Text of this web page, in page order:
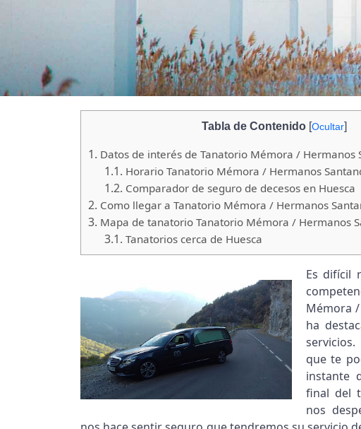
Tabla de Contenido [Ocultar]
1. Datos de interés de Tanatorio Mémora / Hermanos
1.1. Horario Tanatorio Mémora / Hermanos
1.2. Comparador de seguro de decesos en Huesca
2. Como llegar a Tanatorio Mémora / Hermanos
3. Mapa de tanatorio Tanatorio Mémora / Hermanos
3.1. Tanatorios cerca de Huesca
Es difícil
Mémora
ha
que te
instante
final del
nos